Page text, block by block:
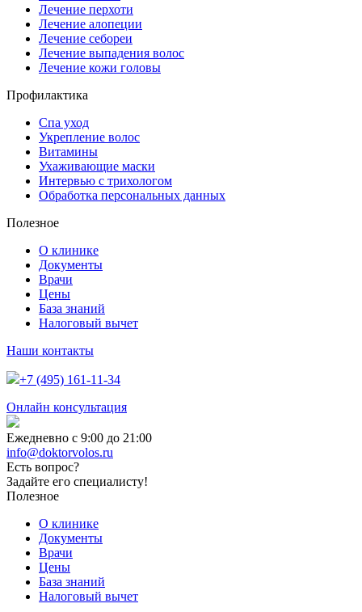
Лечение перхоти
Лечение алопеции
Лечение себореи
Лечение выпадения волос
Лечение кожи головы
Профилактика
Спа уход
Укрепление волос
Витамины
Ухаживающие маски
Интервью с трихологом
Обработка персональных данных
Полезное
О клинике
Документы
Врачи
Цены
База знаний
Налоговый вычет
Наши контакты
+7 (495) 161-11-34
Онлайн консультация
Ежедневно с 9:00 до 21:00
info@doktorvolos.ru
Есть вопрос?
Задайте его специалисту!
Полезное
О клинике
Документы
Врачи
Цены
База знаний
Налоговый вычет